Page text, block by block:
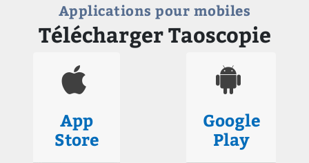
Applications pour mobiles
Télécharger Taoscopie
App
Store
Google
Play